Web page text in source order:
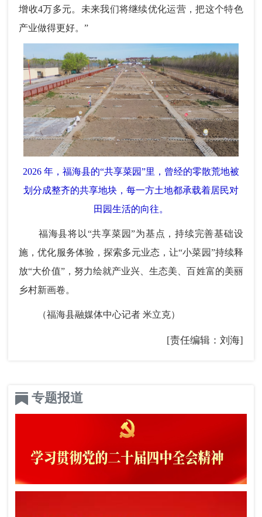
增收4万多元。未来我们将继续优化运营，把这个特色
产业做得更好。”
2026 年，福海县的“共享菜园”里，曾经的零散荒地被
划分成整齐的共享地块，每一方土地都承载着居民对
田园生活的向往。
福海县将以“共享菜园”为基点，持续完善基础设
施，优化服务体验，探索多元业态，让“小菜园”持续释
放“大价值”，努力绘就产业兴、生态美、百姓富的美丽
乡村新画卷。
（福海县融媒体中心记者 米立克）
[责任编辑：刘海]
专题报道